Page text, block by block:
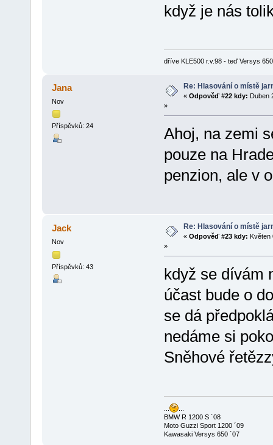
když je nás
dříve KLE500 r.v.98 - teď Versys
Jana
Nov
Příspěvků: 24
Re: Hlasování o místě
« Odpověď #22 kdy: Duben
»
Ahoj, na zemi
pouze na
penzion, ale v
Jack
Nov
Příspěvků: 43
Re: Hlasování o místě
« Odpověď #23 kdy: Květen
»
když se dívám
účast bude o
se dá
nedáme si
Sněhové
...
BMW R 1200 S ´08
Moto Guzzi Sport 1200 ´09
Kawasaki Versys 650 ´07